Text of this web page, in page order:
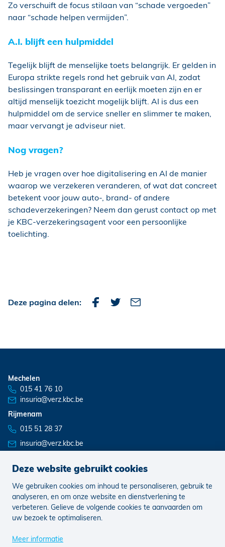
Zo verschuift de focus stilaan van “schade vergoeden”
naar “schade helpen vermijden”.
A.I. blijft een hulpmiddel
Tegelijk blijft de menselijke toets belangrijk. Er gelden in
Europa strikte regels rond het gebruik van AI, zodat
beslissingen transparant en eerlijk moeten zijn en er
altijd menselijk toezicht mogelijk blijft. AI is dus een
hulpmiddel om de service sneller en slimmer te maken,
maar vervangt je adviseur niet.
Nog vragen?
Heb je vragen over hoe digitalisering en AI de manier
waarop we verzekeren veranderen, of wat dat concreet
betekent voor jouw auto-, brand- of andere
schadeverzekeringen? Neem dan gerust contact op met
je KBC-verzekeringsagent voor een persoonlijke
toelichting.
Deze pagina delen:
Mechelen
015 41 76 10
insuria@verz.kbc.be
Rijmenam
015 51 28 37
insuria@verz.kbc.be
Nieuws Vacatures
Deze website gebruikt cookies
We gebruiken cookies om inhoud te personaliseren, gebruik te
analyseren, en om onze website en dienstverlening te
verbeteren. Gelieve de volgende cookies te aanvaarden om
uw bezoek te optimaliseren.
Meer informatie